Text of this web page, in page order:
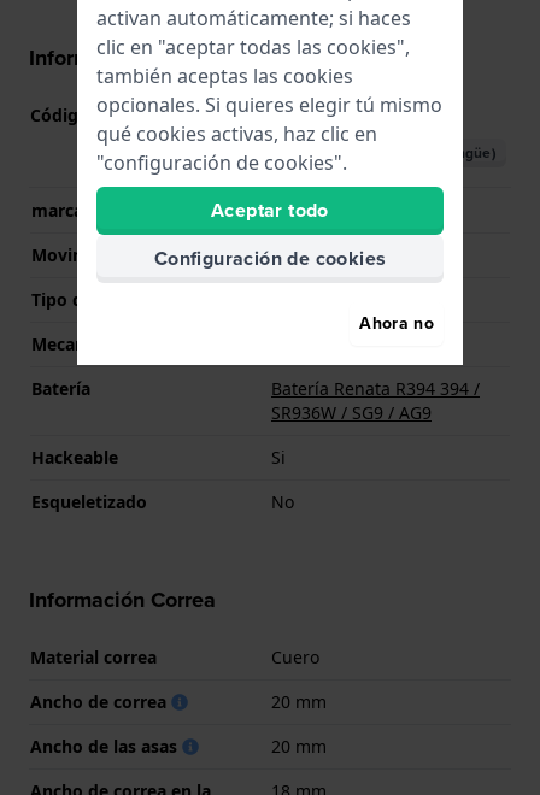
Información del movimiento
Código de Movimiento M10H(Ver especificaciones
Descargar manual (plurilingüe)
marca del movimiento
Timex
Movimiento suizo
No
Tipo de pantalla
Mecanismo
Batería
Batería Renata R394 394 /
SR936W / SG9 / AG9
Hackeable
Si
Esqueletizado
No
Información Correa
Material correa
Cuero
Ancho de correa
20 mm
Ancho de las asas
20 mm
activan automáticamente; si haces
clic en "aceptar todas las cookies",
también aceptas las cookies
opcionales. Si quieres elegir tú mismo
qué cookies activas, haz clic en
"configuración de cookies".
Aceptar todo
Configuración de cookies
Ahora no